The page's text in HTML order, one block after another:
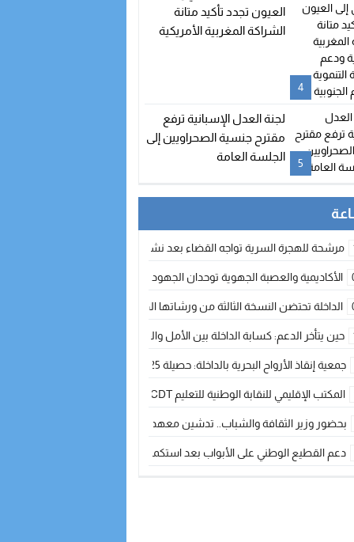
4
العيون تجدد تأكيد متانة
الشراكة المغربية الأمريكية
5
لجنة العدل الإسبانية ترفع
مقترح جنسية الصحراويين إلى
الجلسة العامة
مرشحة للهجرة السرية تواجه القضاء بعد نشر معطيات مضللة
الأكاديمية والعصبة الجهوية توحدان الجهود لتطوير الممارسة الكروية بجهة
الداخلة تحتضن النسخة الثالثة من ورشاتها الدولية: تكوين متخصص في التراث
حين يتأخر الدعم: كسابة الداخلة بين الأمل والقلق ؟
جمعية إنقاذ الأرواح البحرية بالداخلة: حصيلة 2025 بين مهام الإنقاذ ومشروع “دار البحار”
المكتب الإقليمي للنقابة الوطنية للتعليم CDT يجتمع مع المدير الإقليمي لمناقشة ملفات جوهرية لنساء ورجال التعليم
بحضور وزير الثقافة والشباب.. تدشين معهد الموسيقى والفنون الكوريغرافية بالداخلة
دعم القطيع الوطني على الأبواب بعد استكمال الترقيم… الفلاحة المغربية